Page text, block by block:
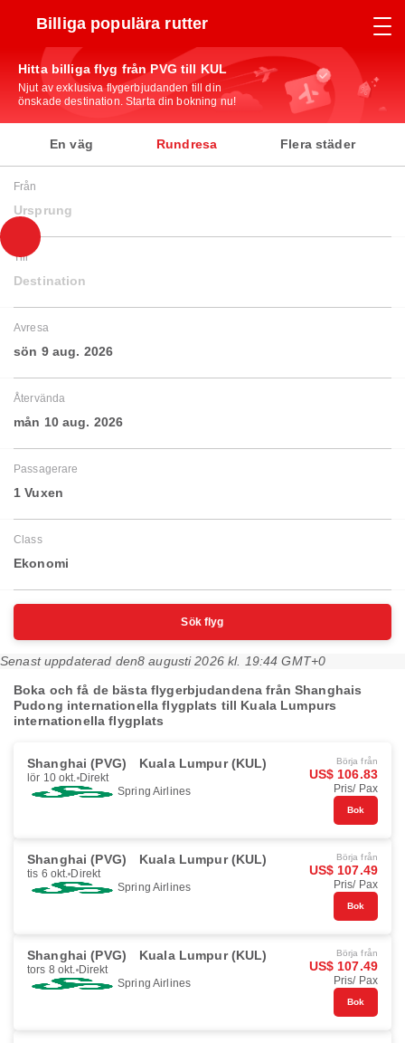
Billiga populära rutter
Hitta billiga flyg från PVG till KUL
Njut av exklusiva flygerbjudanden till din
önskade destination. Starta din bokning nu!
En väg Rundresa Flera städer
Från
Ursprung
Till
Destination
Avresa
sön 9 aug. 2026
Återvända
mån 10 aug. 2026
Passagerare
1 Vuxen
Class
Ekonomi
Sök flyg
Senast uppdaterad den8 augusti 2026 kl. 19:44 GMT+0
Boka och få de bästa flygerbjudandena från Shanghais
Pudong internationella flygplats till Kuala Lumpurs
internationella flygplats
Shanghai (PVG) Kuala Lumpur (KUL)
lör 10 okt. Direkt
Spring Airlines
Börja från
US$ 106.83
Pris/ Pax
Bok
Shanghai (PVG) Kuala Lumpur (KUL)
tis 6 okt. Direkt
Spring Airlines
Börja från
US$ 107.49
Pris/ Pax
Bok
Shanghai (PVG) Kuala Lumpur (KUL)
tors 8 okt. Direkt
Spring Airlines
Börja från
US$ 107.49
Pris/ Pax
Bok